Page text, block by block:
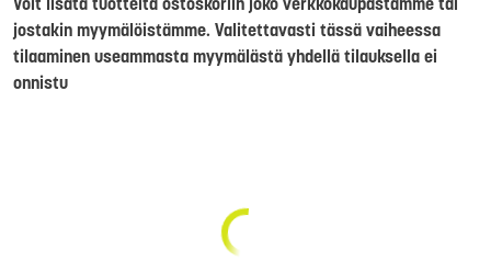
Voit lisätä tuotteita ostoskoriin joko verkkokaupastamme tai
jostakin myymälöistämme. Valitettavasti tässä vaiheessa
tilaaminen useammasta myymälästä yhdellä tilauksella ei
onnistu